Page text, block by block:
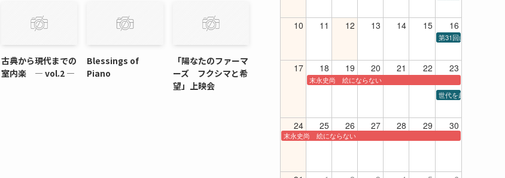
古典から現代までの
室内楽 ― vol.2 ―
Blessings of
Piano
「陽なたのファーマ
ーズ フクシマと希
望」上映会
10 11 12 13 14 15 16
第31回山口高等学校
17 18 19 20 21 22 23
末永史尚 絵にならない
世代を超えてシャン
24 25 26 27 28 29 30
末永史尚 絵にならない